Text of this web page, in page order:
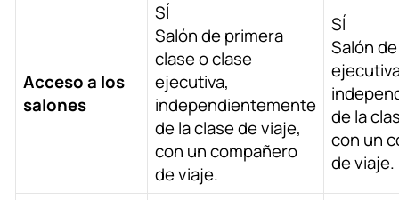
Acceso a los
salones
SÍ
Salón de primera
clase o clase
ejecutiva,
independientemente
de la clase de viaje,
con un compañero
de viaje.
SÍ
Salón
de la
con un
de viaje.